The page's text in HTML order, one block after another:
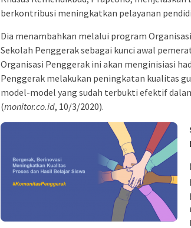
berkontribusi meningkatkan pelayanan
Dia menambahkan melalui program
Sekolah Penggerak sebagai kunci awal
Organisasi Penggerak ini akan menginisiasi
Penggerak melakukan peningkatan kualitas
model-model yang sudah terbukti efektif
(monitor.co.id, 10/3/2020).